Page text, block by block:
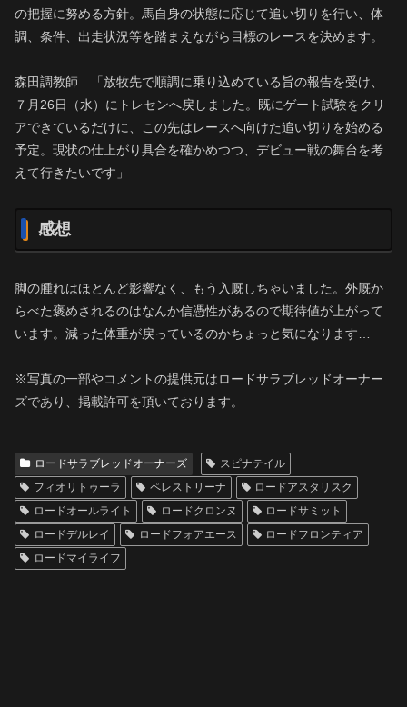
の把握に努める方針。馬自身の状態に応じて追い切りを行い、体
調、条件、出走状況等を踏まえながら目標のレースを決めます。
森田調教師 「放牧先で順調に乗り込めている旨の報告を受け、
７月26日（水）にトレセンへ戻しました。既にゲート試験をクリ
アできているだけに、この先はレースへ向けた追い切りを始める
予定。現状の仕上がり具合を確かめつつ、デビュー戦の舞台を考
えて行きたいです」
感想
脚の腫れはほとんど影響なく、もう入厩しちゃいました。外厩か
らべた褒めされるのはなんか信憑性があるので期待値が上がって
います。減った体重が戻っているのかちょっと気になります…
※写真の一部やコメントの提供元はロードサラブレッドオーナー
ズであり、掲載許可を頂いております。
ロードサラブレッドオーナーズ
スピナテイル
フィオリトゥーラ
ペレストリーナ
ロードアスタリスク
ロードオールライト
ロードクロンヌ
ロードサミット
ロードデルレイ
ロードフォアエース
ロードフロンティア
ロードマイライフ